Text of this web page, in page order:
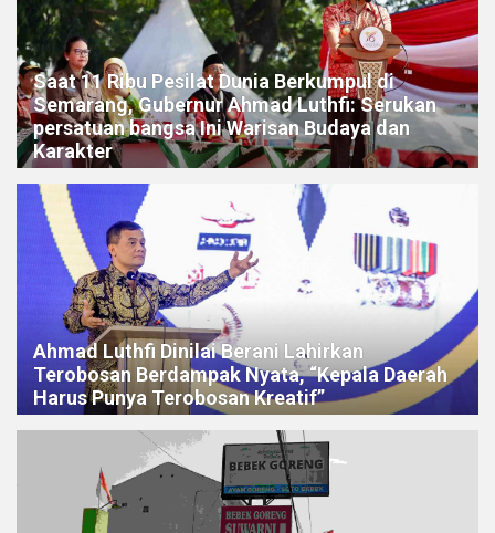
Saat 11 Ribu Pesilat Dunia Berkumpul di
Semarang, Gubernur Ahmad Luthfi: Serukan
persatuan bangsa Ini Warisan Budaya dan
Karakter
Ahmad Luthfi Dinilai Berani Lahirkan
Terobosan Berdampak Nyata, “Kepala Daerah
Harus Punya Terobosan Kreatif”